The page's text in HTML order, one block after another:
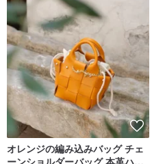
オレンジの編み込みバッグ チェ